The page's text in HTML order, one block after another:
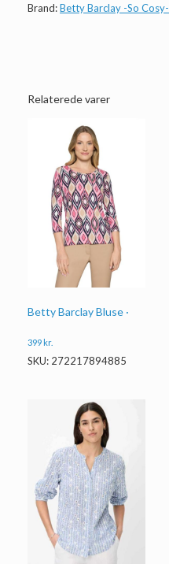
Brand:Betty Barclay -So Cosy-
Relaterede varer
Betty Barclay Bluse ·
399 kr.
SKU: 272217894885